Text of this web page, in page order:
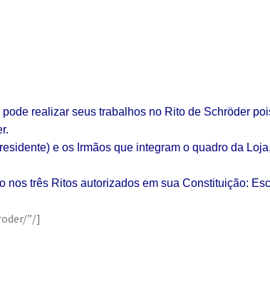
realizar seus trabalhos no Rito de Schröder
e os Irmãos que integram o quadro da
três Ritos autorizados em sua Constituição:
”/]